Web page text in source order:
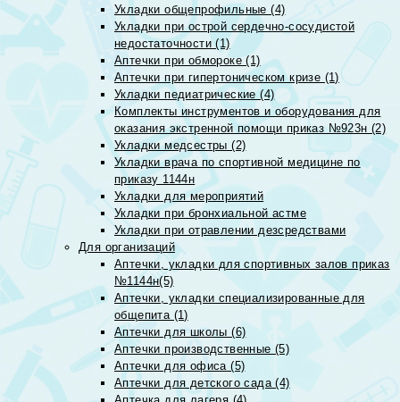
Укладки общепрофильные (4)
Укладки при острой сердечно-сосудистой
недостаточности (1)
Аптечки при обмороке (1)
Аптечки при гипертоническом кризе (1)
Укладки педиатрические (4)
Комплекты инструментов и оборудования для
оказания экстренной помощи приказ №923н (2)
Укладки медсестры (2)
Укладки врача по спортивной медицине по
приказу 1144н
Укладки для мероприятий
Укладки при бронхиальной астме
Укладки при отравлении дезсредствами
Для организаций
Аптечки, укладки для спортивных залов приказ
№1144н(5)
Аптечки, укладки специализированные для
общепита (1)
Аптечки для школы (6)
Аптечки производственные (5)
Аптечки для офиса (5)
Аптечки для детского сада (4)